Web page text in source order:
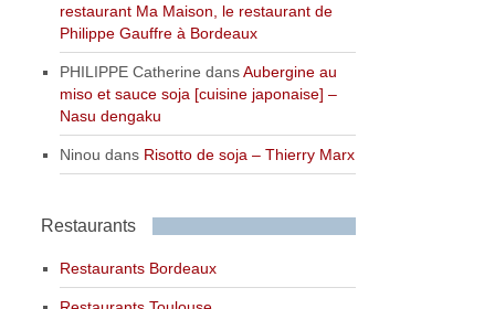
restaurant Ma Maison, le restaurant de
Philippe Gauffre à Bordeaux
PHILIPPE Catherine dansAubergine au
miso et sauce soja [cuisine japonaise] –
Nasu dengaku
Ninou dans Risotto de soja – Thierry Marx
Restaurants
Restaurants Bordeaux